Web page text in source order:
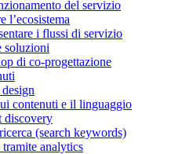
del servizio
l’ecosistema
i flussi di servizio
soluzioni
di co-progettazione
contenuti e il linguaggio
discovery
(search keywords)
analytics